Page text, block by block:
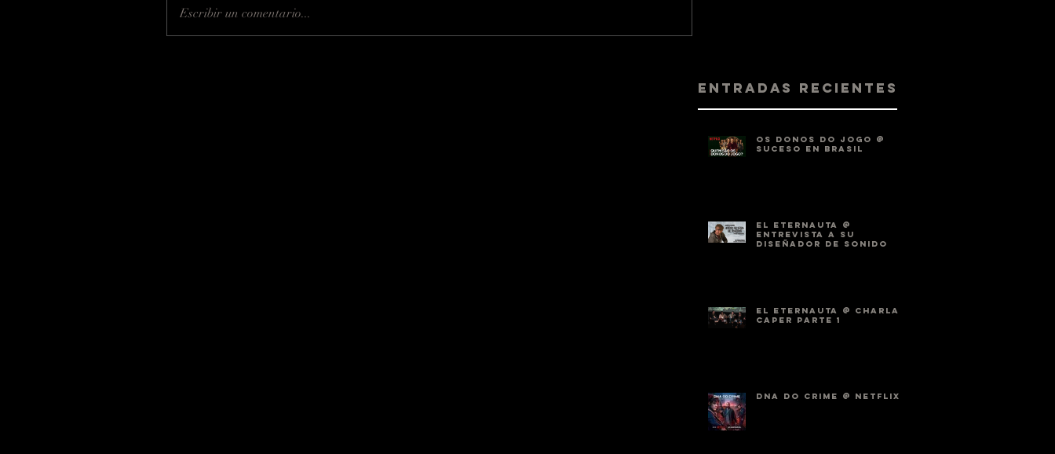
Escribir un comentario...
Entradas recientes
OS DONOS DO JOGO @
SUCESO EN BRASIL
EL ETERNAUTA @
ENTREVISTA A SU
DISEÑADOR DE SONIDO
EL ETERNAUTA @ CHARLA
CAPER PARTE 1
DNA DO CRIME @ NETFLIX